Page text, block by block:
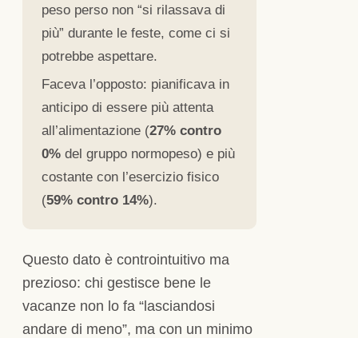
peso perso non “si rilassava di
più” durante le feste, come ci si
potrebbe aspettare.
Faceva l’opposto: pianificava in
anticipo di essere più attenta
all’alimentazione (27% contro
0% del gruppo normopeso) e più
costante con l’esercizio fisico
(59% contro 14%).
Questo dato è controintuitivo ma
prezioso: chi gestisce bene le
vacanze non lo fa “lasciandosi
andare di meno”, ma con un minimo